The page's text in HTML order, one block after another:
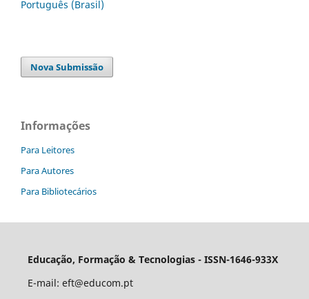
Português (Brasil)
Nova Submissão
Informações
Para Leitores
Para Autores
Para Bibliotecários
Educação, Formação & Tecnologias - ISSN-1646-933X
E-mail: eft@educom.pt